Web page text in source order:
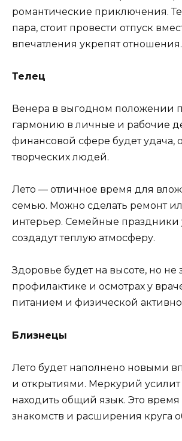
романтические приключения.
пара, стоит провести отпуск
впечатления укрепят отношения.
Телец
Венера в выгодном положении
гармонию в личные и рабочие
финансовой сфере будет удача,
творческих людей.
Лето — отличное время для
семью. Можно сделать ремонт
интерьер. Семейные праздники
создадут теплую атмосферу.
Здоровье будет на высоте, но не
профилактике и осмотрах у
питанием и физической
Близнецы
Лето будет наполнено новыми
и открытиями. Меркурий усилит
находить общий язык. Это
знакомств и расширения круга